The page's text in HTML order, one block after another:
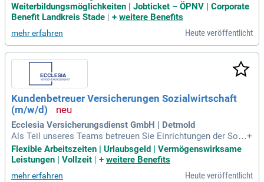
lt in 14 Teams, zugeordnet sind, gehören die Abteilungen So
ziale Dienste, Wirtschaftliche Hilfen und Präventive Jugendh
Weiterbildungsmöglichkeiten | Jobticket – ÖPNV | Corporate
Benefit Landkreis Stade | + weitere Benefits
mehr erfahren Heute veröffentlicht
Kundenbetreuer Versicherungen Sozialwirtschaft
(m/w/d)
Ecclesia Versicherungsdienst GmbH | Detmold
Als Teil unseres Teams betreuen Sie Einrichtungen der Sozi
alwirtschaft in Nordrhein-Westfalen und überzeugen durch h
ohe Dienstleistungsqualität, fachliche Kompetenz und ein v
erbindliches Auftreten.
+
Flexible Arbeitszeiten | Urlaubsgeld | Vermögenswirksame
Leistungen | Vollzeit | + weitere Benefits
mehr erfahren Heute veröffentlicht